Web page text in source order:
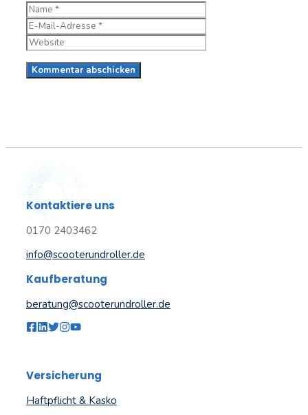
Name
Mail-
Adresse
Kontaktiere uns
0170 2403462
info@scooterundroller.de
Kaufberatung
beratung@scooterundroller.de
Versicherung
Haftpflicht & Kasko